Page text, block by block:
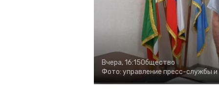
Вчера, 16:15Общество
Фото: управление пресс-службы